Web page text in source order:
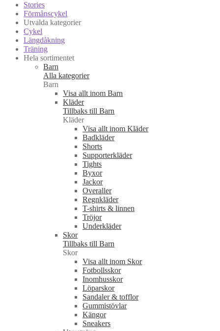
Stories
Förmånscykel
Utvalda kategorier
Cykel
Längdåkning
Träning
Hela sortimentet
Barn
Alla kategorier
Barn
Visa allt inom Barn
Kläder
Tillbaks till Barn
Kläder
Visa allt inom Kläder
Badkläder
Shorts
Supporterkläder
Tights
Byxor
Jackor
Overaller
Regnkläder
T-shirts & linnen
Tröjor
Underkläder
Skor
Tillbaks till Barn
Skor
Visa allt inom Skor
Fotbollsskor
Inomhusskor
Löparskor
Sandaler & tofflor
Gummistövlar
Kängor
Sneakers